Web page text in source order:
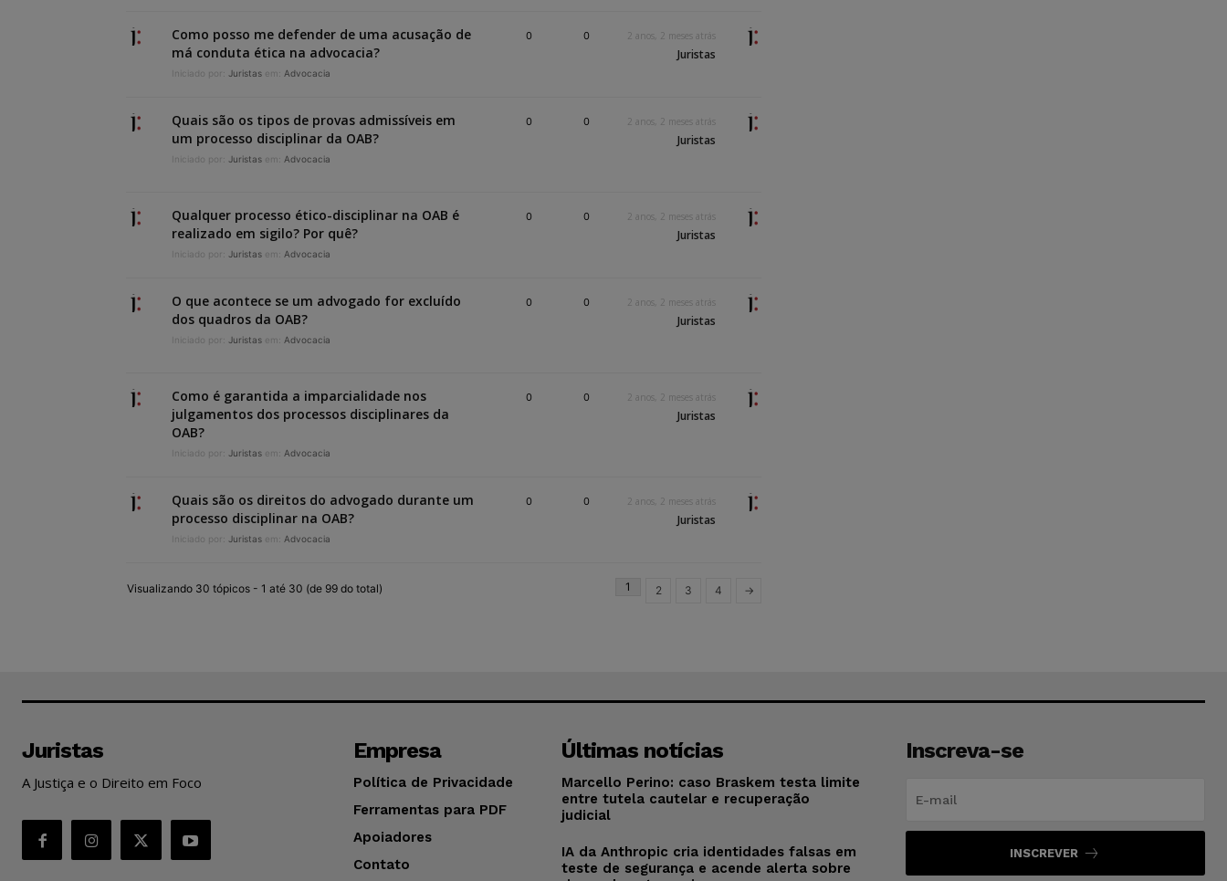
Como posso me defender de uma acusação de
má conduta ética na advocacia?
Iniciado por: Juristas em: Advocacia
0 0 2 anos, 2 meses atrás
Juristas
Quais são os tipos de provas admissíveis em
um processo disciplinar da OAB?
Iniciado por: Juristas em: Advocacia
0 0 2 anos, 2 meses atrás
Juristas
Qualquer processo ético-disciplinar na OAB é
realizado em sigilo? Por quê?
Iniciado por: Juristas em: Advocacia
0 0 2 anos, 2 meses atrás
Juristas
O que acontece se um advogado for excluído
dos quadros da OAB?
Iniciado por: Juristas em: Advocacia
0 0 2 anos, 2 meses atrás
Juristas
Como é garantida a imparcialidade nos
julgamentos dos processos disciplinares da
OAB?
Iniciado por: Juristas em: Advocacia
0 0 2 anos, 2 meses atrás
Juristas
Quais são os direitos do advogado durante um
processo disciplinar na OAB?
Iniciado por: Juristas em: Advocacia
0 0 2 anos, 2 meses atrás
Juristas
Visualizando 30 tópicos - 1 até 30 (de 99 do total) 1 2 3 4 →
Juristas
A Justiça e o Direito em Foco
Empresa
Política de Privacidade
Ferramentas para PDF
Apoiadores
Contato
Últimas notícias
Marcello Perino: caso Braskem testa limite
entre tutela cautelar e recuperação
judicial
IA da Anthropic cria identidades falsas em
teste de segurança e acende alerta sobre
Inscreva-se
INSCREVER